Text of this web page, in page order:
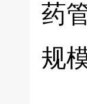
药
规